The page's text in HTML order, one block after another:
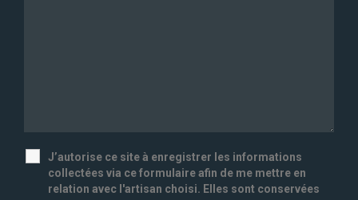
J’autorise ce site à enregistrer les informations
collectées via ce formulaire afin de me mettre en
relation avec l'artisan choisi. Elles sont conservées